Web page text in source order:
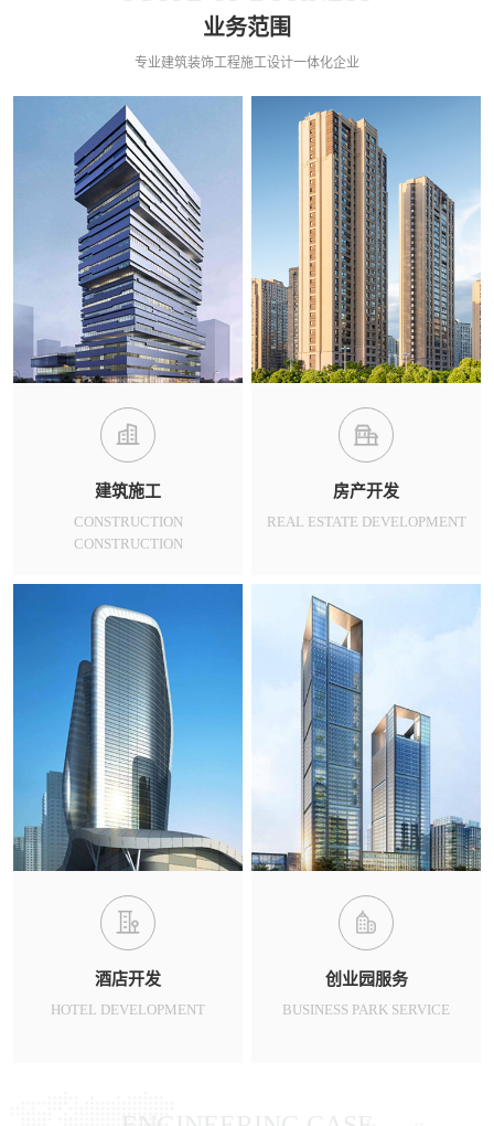
业务范围
专业建筑装饰工程施工设计一体化企业
建筑施工
CONSTRUCTION
CONSTRUCTION
房产开发
REAL ESTATE DEVELOPMENT
酒店开发
HOTEL DEVELOPMENT
创业园服务
BUSINESS PARK SERVICE